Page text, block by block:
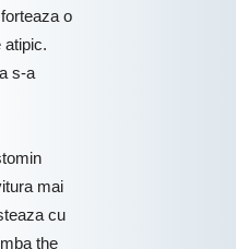
o
atipic.
s-a
mai
cu
the